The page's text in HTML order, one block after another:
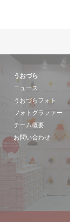
うおづら
ニュース
うおづらフォト
フォトグラファー
チーム概要
お問い合わせ